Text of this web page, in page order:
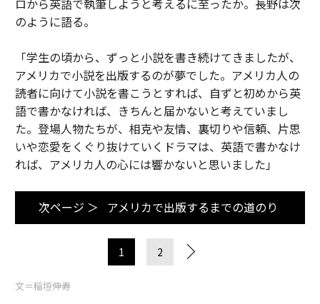
のように語る。
「学生の頃から、ずっと小説を書き続けてきましたが、
アメリカで小説を出版するのが夢でした。アメリカ人の
読者に向けて小説を書こうとすれば、自ずと初めから英
語で書かなければ、きちんと届かないと考えていまし
た。登場人物たちが、相克や友情、裏切りや信頼、片思
いや恋愛をくぐり抜けていくドラマは、英語で書かなけ
れば、アメリカ人の心には響かないと思いました」
次ページ ＞ アメリカで出版するまでの道のり
1 2
文＝稲垣伸寿